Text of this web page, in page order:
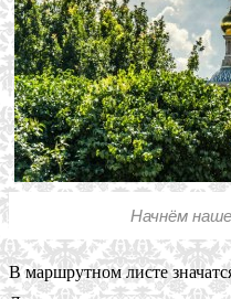
Начнём наше
В маршрутном листе